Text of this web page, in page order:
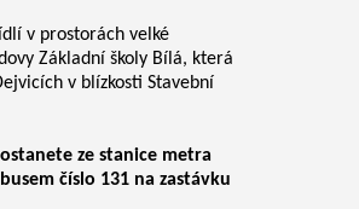
v prostorách velké
Základní školy Bílá, která
v blízkosti Stavební
ze stanice metra
číslo 131 na zastávku